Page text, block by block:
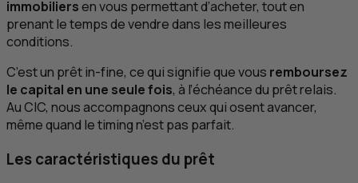
immobiliersen vous permettant d’acheter, tout en
prenant le temps de vendre dans les meilleures
conditions.
C’est un prêt in-fine, ce qui signifie que vous remboursez
le capital en une seule fois, à l’échéance du prêt relais.
AuCIC, nous accompagnons ceux qui osent avancer,
même quand le timing n’est pas parfait.
Les caractéristiques du prêt